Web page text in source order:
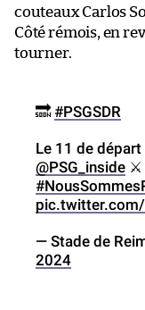
couteaux Carlos
Côté rémois, en
tourner.
🔜 #PSGSDR
Le 11 de
@PSG_inside
— Stade de
2024